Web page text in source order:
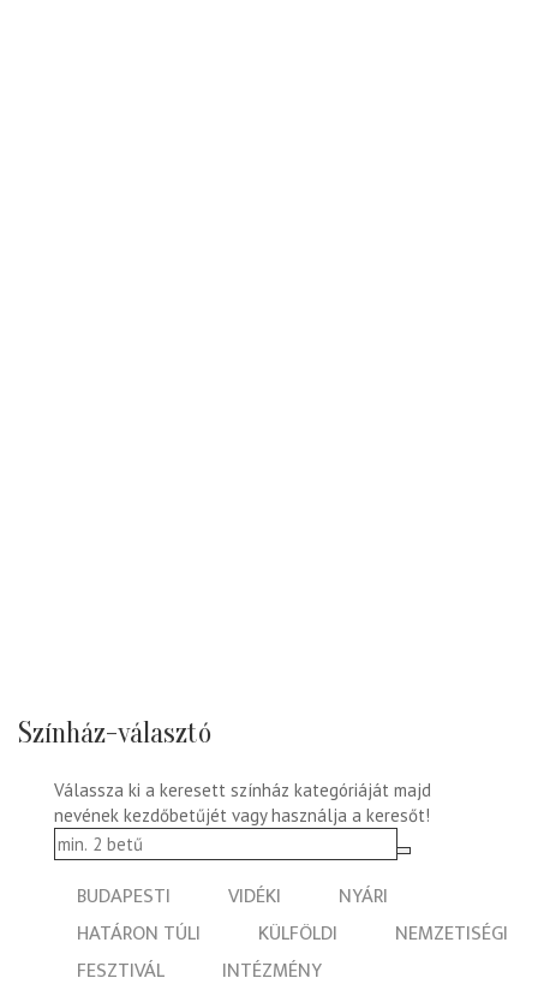
Színház-választó
Válassza ki a keresett színház kategóriáját majd
nevének kezdőbetűjét vagy használja a keresőt!
BUDAPESTI VIDÉKI
NYÁRI
HATÁRON TÚLI
KÜLFÖLDI
NEMZETISÉGI
FESZTIVÁL
INTÉZMÉNY